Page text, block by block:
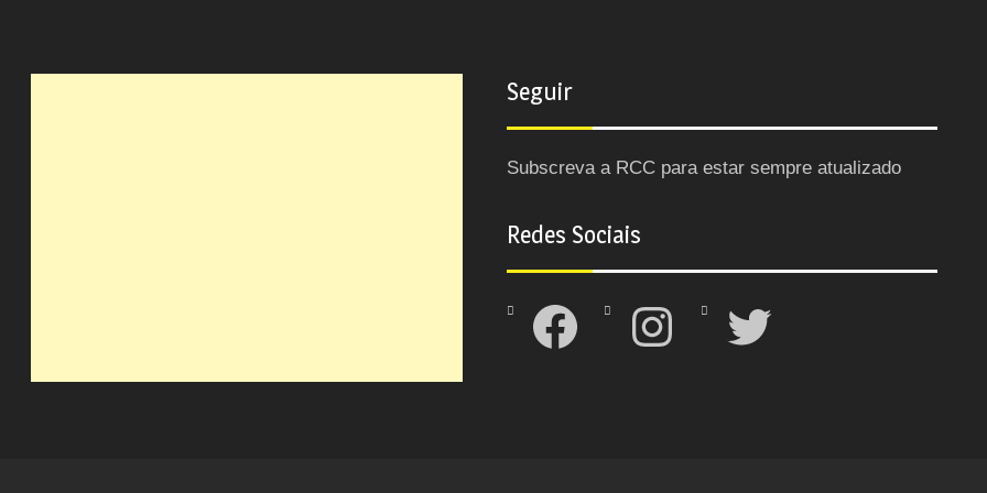
Seguir
Subscreva a RCC para estar sempre atualizado
Redes Sociais
Facebook Instagram Twitter